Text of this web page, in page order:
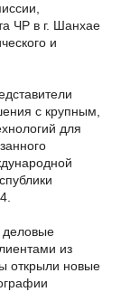
ЧР в г. Шанхае
и
с крупным,
для
деловые
из
открыли новые